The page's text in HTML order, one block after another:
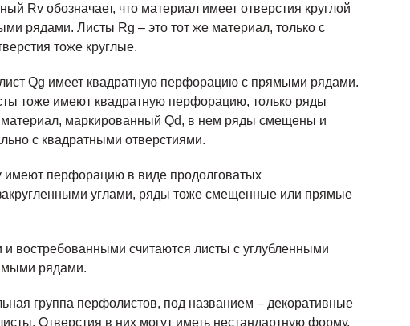
Rv обозначает, что материал имеет отверстия круглой
рядами. Листы Rg – это тот же материал, только с
тоже круглые.
Qg имеет квадратную перфорацию с прямыми рядами.
тоже имеют квадратную перфорацию, только ряды
маркированный Qd, в нем ряды смещены и
с квадратными отверстиями.
перфорацию в виде продолговатых
углами, ряды тоже смещенные или прямые
востребованными считаются листы с углубленными
рядами.
группа перфолистов, под названием – декоративные
Отверстия в них могут иметь нестандартную форму,